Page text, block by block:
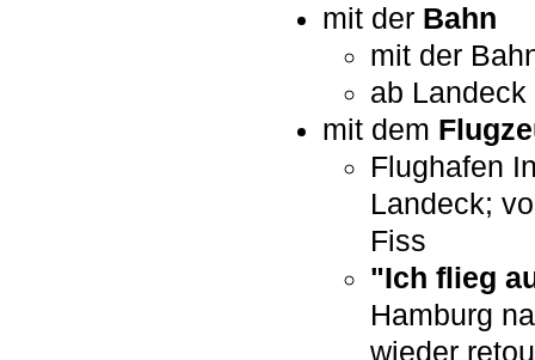
mit der Bahn
mit der
ab
mit dem
Flughafen
Landeck;
Fiss
"Ich flieg
Hamburg
wieder